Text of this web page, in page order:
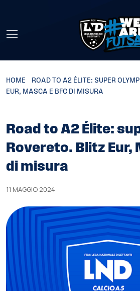
HOME
ROAD TO A2 ÉLITE: SUPER
EUR, MASCA E BFC DI MISURA
Road to A2 Élite:
Rovereto. Blitz Eur,
di misura
11 MAGGIO 2024